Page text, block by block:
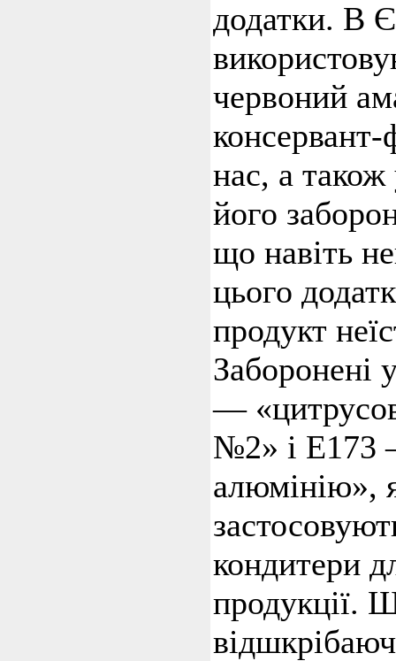
додатки. В
червоний
нас, а
його
що навіть
цього
продукт
Заборонені
—
№2» і Е173
алюмінію»,
кондитери
продукції.